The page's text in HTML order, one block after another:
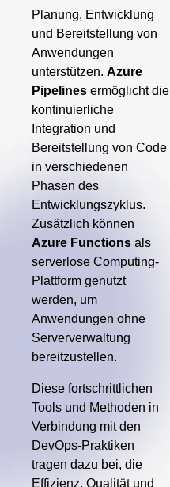
Planung, Entwicklung
und Bereitstellung von
Anwendungen
unterstützen. Azure
Pipelines ermöglicht die
kontinuierliche
Integration und
Bereitstellung von Code
in verschiedenen
Phasen des
Entwicklungszyklus.
Zusätzlich können
Azure Functions als
serverlose Computing-
Plattform genutzt
werden, um
Anwendungen ohne
Serververwaltung
bereitzustellen.
Diese fortschrittlichen
Tools und Methoden in
Verbindung mit den
DevOps-Praktiken
tragen dazu bei, die
Effizienz, Qualität und